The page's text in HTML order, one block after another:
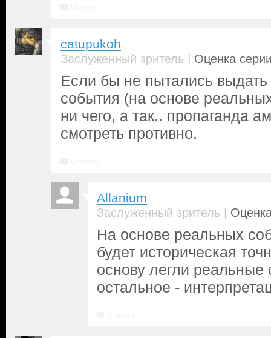
catupukoh
Заслуженный зритель | Оценка
Если бы не пытались выдать
события (на основе
ни чего, а так.. пропаганда
смотреть противно.
Allanium
Заслуженный зритель |
На основе реальных
будет историческая
основу легли реальные
остальное -